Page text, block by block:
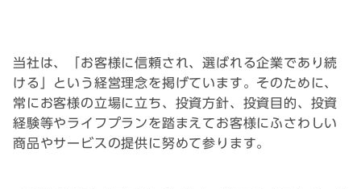
当社は、「お客様に信頼され、選ばれる企業であり続
ける」という経営理念を掲げています。そのために、
常にお客様の立場に立ち、投資方針、投資目的、投資
経験等やライフプランを踏まえてお客様にふさわしい
商品やサービスの提供に努めて参ります。